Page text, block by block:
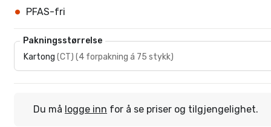
PFAS-fri
Pakningsstørrelse
Kartong (CT) (4 forpakning á 75 stykk)
Du må logge inn for å se priser og tilgjengelighet.